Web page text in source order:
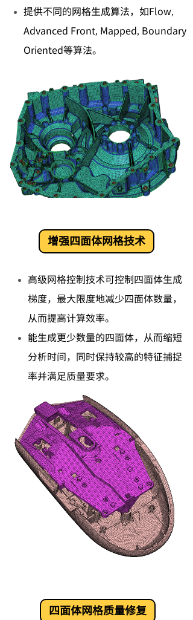
提供不同的网格生成算法，如Flow,
Advanced Front, Mapped, Boundary
Oriented等算法。
增强四面体网格技术
高级网格控制技术可控制四面体生成
梯度，最大限度地减少四面体数量，
从而提高计算效率。
能生成更少数量的四面体，从而缩短
分析时间，同时保持较高的特征捕捉
率并满足质量要求。
四面体网格质量修复